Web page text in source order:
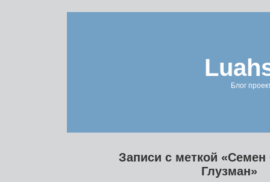
Блог
Записи с меткой
Глузман»